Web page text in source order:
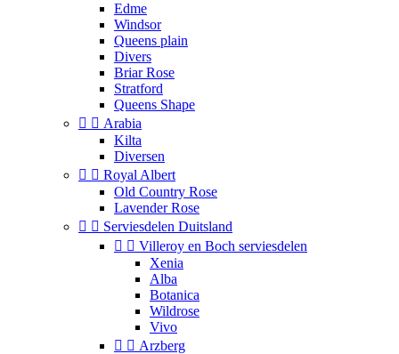
Edme
Windsor
Queens plain
Divers
Briar Rose
Stratford
Queens Shape
  Arabia
Kilta
Diversen
  Royal Albert
Old Country Rose
Lavender Rose
  Serviesdelen Duitsland
  Villeroy en Boch serviesdelen
Xenia
Alba
Botanica
Wildrose
Vivo
  Arzberg